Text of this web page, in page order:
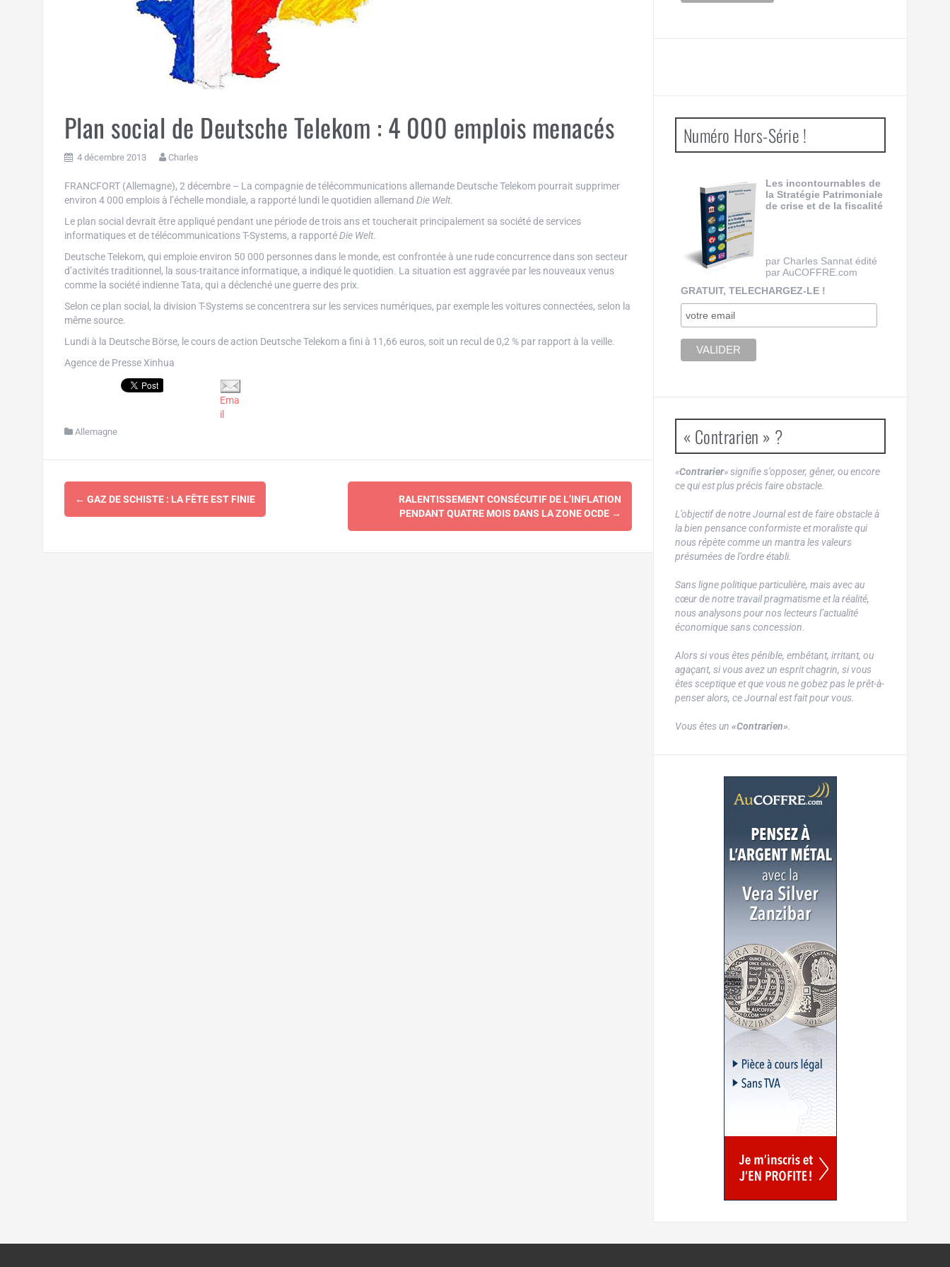
Plan social de Deutsche Telekom : 4 000 emplois menacés
4 décembre 2013 Charles
FRANCFORT (Allemagne), 2 décembre – La compagnie de télécommunications allemande Deutsche Telekom pourrait supprimer
environ 4 000 emplois à l’échelle mondiale, a rapporté lundi le quotidien allemand Die Welt.
Le plan social devrait être appliqué pendant une période de trois ans et toucherait principalement sa société de services
informatiques et de télécommunications T-Systems, a rapportéDie Welt.
Deutsche Telekom, qui emploie environ 50 000 personnes dans le monde, est confrontée à une rude concurrence dans son secteur
d’activités traditionnel, la sous-traitance informatique, a indiqué le quotidien. La situation est aggravée par les nouveaux venus
comme la société indienne Tata, qui a déclenché une guerre des prix.
Selon ce plan social, la division T-Systems se concentrera sur les services numériques, par exemple les voitures connectées, selon la
même source.
Lundi à la Deutsche Börse, le cours de action Deutsche Telekom a fini à 11,66 euros, soit un recul de 0,2 % par rapport à la veille.
Agence de Presse Xinhua
Ema
il
Allemagne
Navigation
d'article
← GAZ DE SCHISTE : LA FÊTE EST FINIE
RALENTISSEMENT CONSÉCUTIF DE L’INFLATION
PENDANT QUATRE MOIS DANS LA ZONE OCDE →
Numéro Hors-Série !
Les incontournables de
la Stratégie Patrimoniale
de crise et de la fiscalité
par Charles Sannat édité
par AuCOFFRE.com
GRATUIT, TELECHARGEZ-LE !
« Contrarien » ?
«Contrarier» signifie s’opposer, gêner, ou encore
ce qui est plus précis faire obstacle.
L’objectif de notre Journal est de faire obstacle à
la bien pensance conformiste et moraliste qui
nous répète comme un mantra les valeurs
présumées de l’ordre établi.
Sans ligne politique particulière, mais avec au
cœur de notre travail pragmatisme et la réalité,
nous analysons pour nos lecteurs l’actualité
économique sans concession.
Alors si vous êtes pénible, embêtant, irritant, ou
agaçant, si vous avez un esprit chagrin, si vous
êtes sceptique et que vous ne gobez pas le prêt-à-
penser alors, ce Journal est fait pour vous.
Vous êtes un «Contrarien».